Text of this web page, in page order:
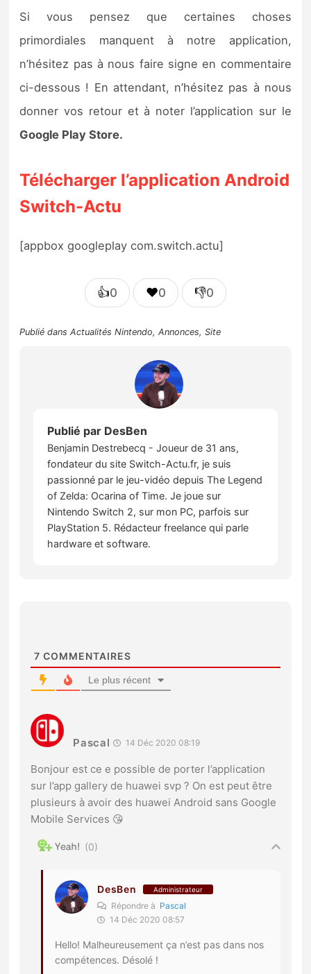
Si vous pensez que certaines choses
primordiales manquent à notre application,
n’hésitez pas à nous faire signe en commentaire
ci-dessous ! En attendant, n’hésitez pas à nous
donner vos retour et à noter l’application sur le
Google Play Store.
Télécharger l’application Android
Switch-Actu
[appbox googleplay com.switch.actu]
👍0 ❤️0 👎0
Publié dansActualités Nintendo,Annonces,Site
Publié par DesBen
Benjamin Destrebecq - Joueur de 31 ans,
fondateur du site Switch-Actu.fr, je suis
passionné par le jeu-vidéo depuis The Legend
of Zelda: Ocarina of Time. Je joue sur
Nintendo Switch 2, sur mon PC, parfois sur
PlayStation 5. Rédacteur freelance qui parle
hardware et software.
7 COMMENTAIRES
Le plus récent
Pascal 14 Déc 2020 08:19
Bonjour est ce e possible de porter l’application
sur l’app gallery de huawei svp ? On est peut être
plusieurs à avoir des huawei Android sans Google
Mobile Services 😘
0
DesBen Administrateur
Répondre à Pascal
14 Déc 2020 08:57
Hello! Malheureusement ça n’est pas dans nos
compétences. Désolé !